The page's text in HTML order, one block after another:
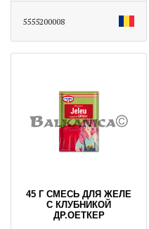
5555200008
45 Г СМЕСЬ ДЛЯ ЖЕЛЕ
С КЛУБНИКОЙ
ДР.ОЕТКЕР